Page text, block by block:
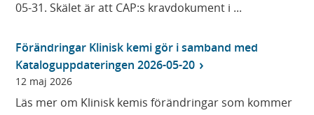
05-31. Skälet är att CAP:s kravdokument i ...
Förändringar Klinisk kemi gör i samband med
Kataloguppdateringen 2026-05-20
12 maj 2026
Läs mer om Klinisk kemis förändringar som kommer